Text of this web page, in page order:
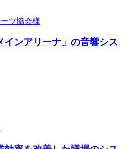
ツ協会様
インアリーナ」の音響シス